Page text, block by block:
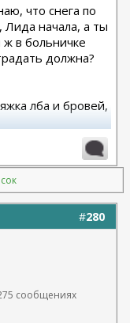
что снега по
Лида начала, а ты
ж в больничке
должна?
лба и бровей,
ягодиц, редукция
-
- Бабикова
#280
сообщениях